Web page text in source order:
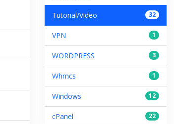
32
Tutorial/Video
1
VPN
3
WORDPRESS
1
Whmcs
12
Windows
22
cPanel